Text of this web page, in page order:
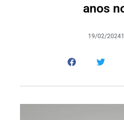
anos
19/02/2024